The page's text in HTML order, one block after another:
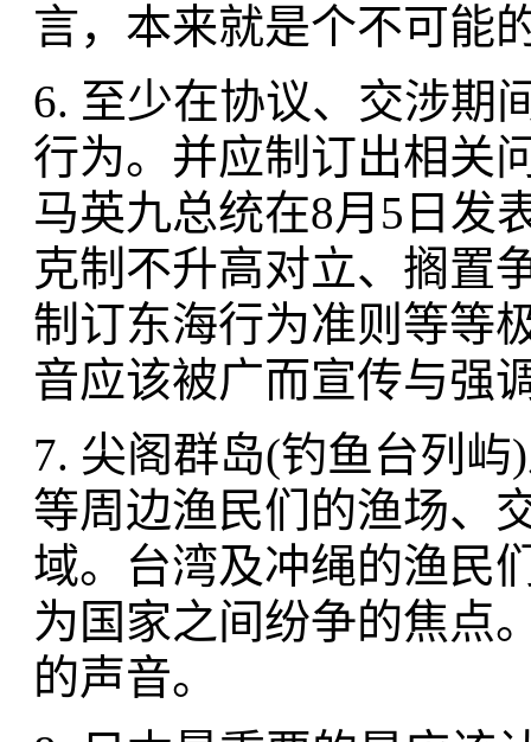
言，本来就是个不可能
6. 至少在协议、交涉期
行为。并应制订出相关
马英九总统在8月5日发
克制不升高对立、搁置
制订东海行为准则等等
音应该被广而宣传与强
7. 尖阁群岛(钓鱼台列
等周边渔民们的渔场、
域。台湾及冲绳的渔民
为国家之间纷争的焦点
的声音。